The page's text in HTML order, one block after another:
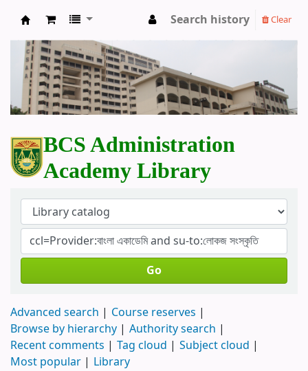
BCS Administration Academy Library
Search history Clear
BCS Administration
Academy Library
Go
Advanced search
Course reserves
Browse by hierarchy
Authority search
Recent comments
Tag cloud
Subject cloud
Most popular
Library